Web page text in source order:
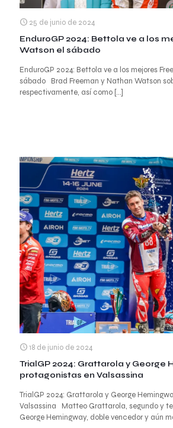
25 de junio de 2024
EnduroGP 2024: Bettola ve a los
Watson el sábado
EnduroGP 2024: Bettola ve a los mejores
sábado Brad Freeman y Nathan Watson
respectivamente, así como […]
18 de junio de 2024
TrialGP 2024: Grattarola y George
protagonistas en Valsassina
TrialGP 2024: Grattarola y George
Valsassina Matteo Grattarola, segundo y
George Hemingway, doble vencedor y aún